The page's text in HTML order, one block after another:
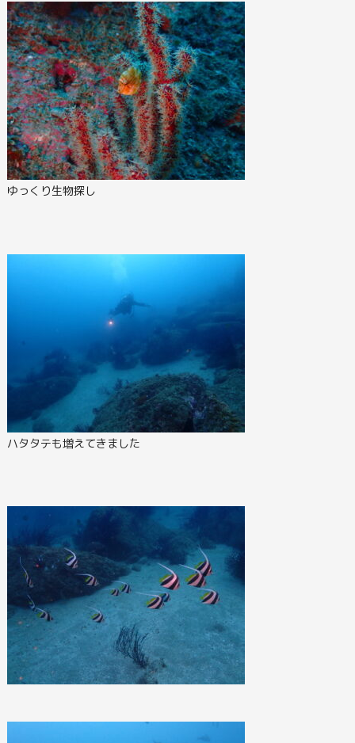
ゆっくり生物探し
ハタタテも増えてきました